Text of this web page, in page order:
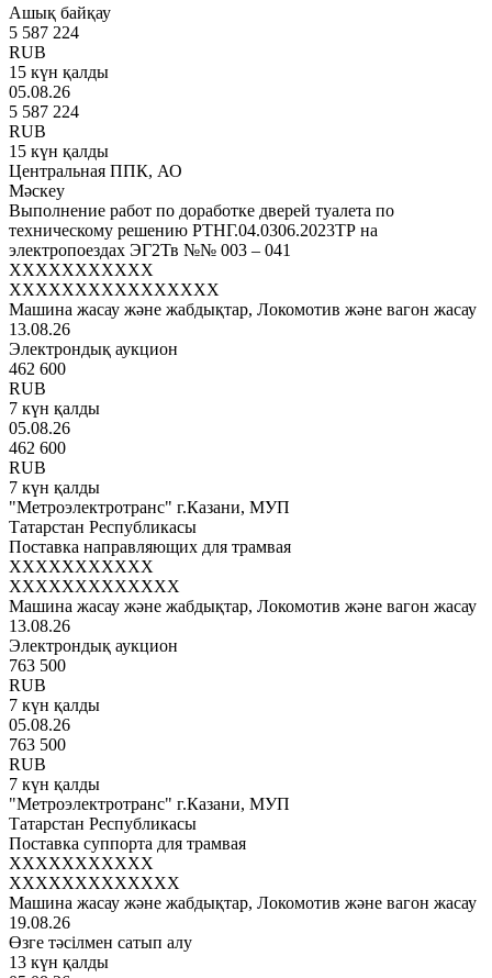
Ашық байқау
5 587 224
RUB
15 күн қалды
05.08.26
5 587 224
RUB
15 күн қалды
Центральная ППК, АО
Мәскеу
Выполнение работ по доработке дверей туалета по
техническому решению РТНГ.04.0306.2023ТР на
электропоездах ЭГ2Тв №№ 003 – 041
XXXXXXXXXXX
XXXXXXXXXXXXXXXX
Машина жасау және жабдықтар, Локомотив және вагон жасау
13.08.26
Электрондық аукцион
462 600
RUB
7 күн қалды
05.08.26
462 600
RUB
7 күн қалды
"Метроэлектротранс" г.Казани, МУП
Татарстан Республикасы
Поставка направляющих для трамвая
XXXXXXXXXXX
XXXXXXXXXXXXX
Машина жасау және жабдықтар, Локомотив және вагон жасау
13.08.26
Электрондық аукцион
763 500
RUB
7 күн қалды
05.08.26
763 500
RUB
7 күн қалды
"Метроэлектротранс" г.Казани, МУП
Татарстан Республикасы
Поставка суппорта для трамвая
XXXXXXXXXXX
XXXXXXXXXXXXX
Машина жасау және жабдықтар, Локомотив және вагон жасау
19.08.26
Өзге тәсілмен сатып алу
13 күн қалды